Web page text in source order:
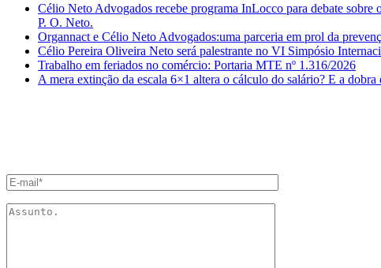
Célio Neto Advogados recebe programa InLocco para debate
P. O. Neto.
Organnact e Célio Neto Advogados:uma parceria em prol da
Célio Pereira Oliveira Neto será palestrante no VI Simpósio
Trabalho em feriados no comércio: Portaria MTE nº 1.316/2026
A mera extinção da escala 6×1 altera o cálculo do salário? E a